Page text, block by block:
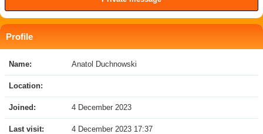
Profile
Name: Anatol Duchnowski
Location:
Joined: 4 December 2023
Last visit: 4 December 2023 17:37